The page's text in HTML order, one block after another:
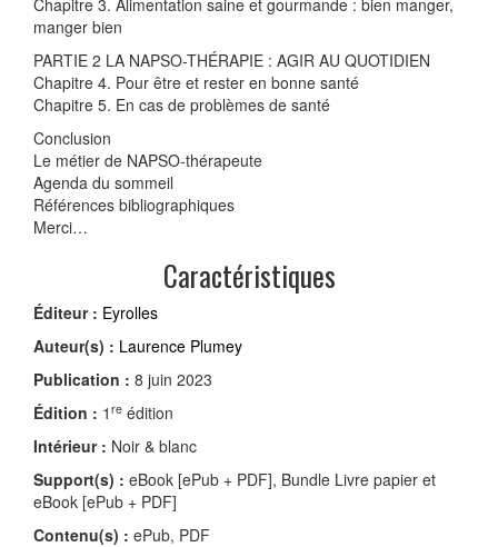
manger bien
PARTIE 2 LA NAPSO-THÉRAPIE : AGIR AU QUOTIDIEN
Chapitre 4. Pour être et rester en bonne santé
Chapitre 5. En cas de problèmes de santé
Conclusion
Le métier de NAPSO-thérapeute
Agenda du sommeil
Références bibliographiques
Merci…
Caractéristiques
Éditeur : Eyrolles
Auteur(s) : Laurence Plumey
Publication : 8 juin 2023
Édition : 1 re édition
Intérieur : Noir & blanc
Support(s) : eBook [ePub + PDF], Bundle Livre papier et
eBook [ePub + PDF]
Contenu(s) : ePub, PDF